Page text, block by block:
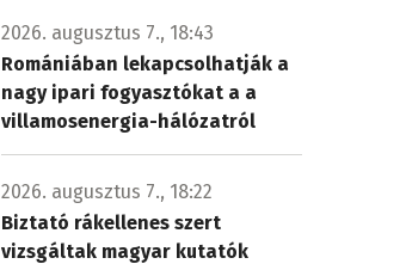
2026. augusztus 7., 18:43
Romániában lekapcsolhatják a
nagy ipari fogyasztókat a a
villamosenergia-hálózatról
2026. augusztus 7., 18:22
Biztató rákellenes szert
vizsgáltak magyar kutatók